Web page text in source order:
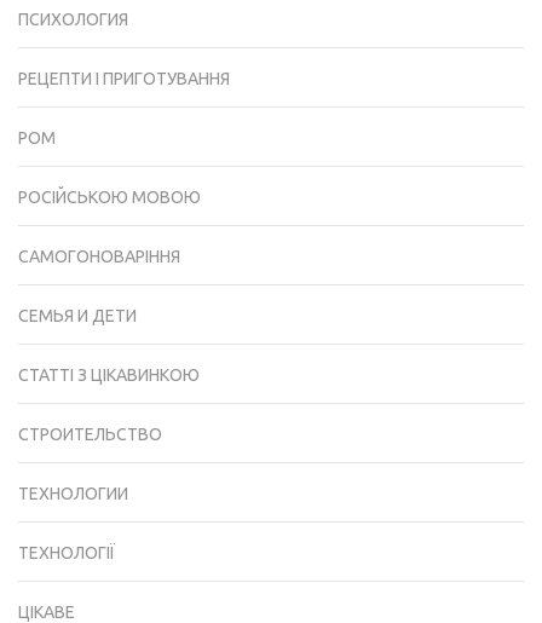
ПСИХОЛОГИЯ
РЕЦЕПТИ І ПРИГОТУВАННЯ
РОМ
РОСІЙСЬКОЮ МОВОЮ
САМОГОНОВАРІННЯ
СЕМЬЯ И ДЕТИ
СТАТТІ З ЦІКАВИНКОЮ
СТРОИТЕЛЬСТВО
ТЕХНОЛОГИИ
ТЕХНОЛОГІЇ
ЦІКАВЕ